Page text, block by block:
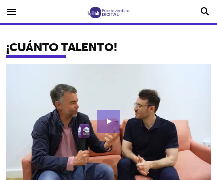
menu search
¡CUÁNTO TALENTO!
play_arrow